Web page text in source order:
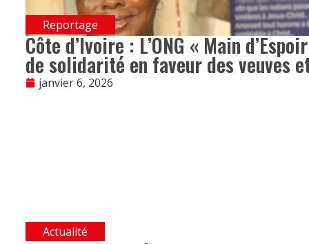
Reportage
Côte d’Ivoire : L’ONG « Main
de solidarité en faveur des veuves
janvier 6, 2026
Actualité